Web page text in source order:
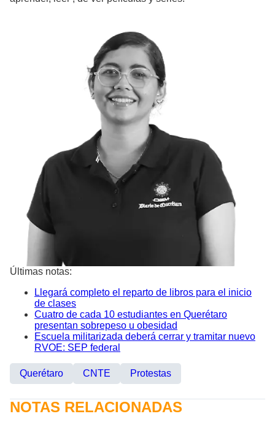
Últimas notas:
Llegará completo el reparto de libros para el inicio
de clases
Cuatro de cada 10 estudiantes en Querétaro
presentan sobrepeso u obesidad
Escuela militarizada deberá cerrar y tramitar nuevo
RVOE: SEP federal
Querétaro CNTE Protestas
NOTAS RELACIONADAS